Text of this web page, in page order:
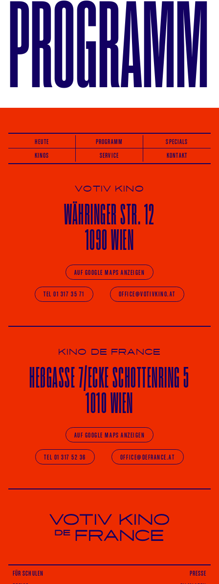
PROGRAMM
HEUTE PROGRAMM
SPECIALS
KINOS
SERVICE KONTAKT
VOTIV KINO
WÄHRINGERSTR. 12
1090 WIEN
AUF GOOGLE MAPS ANZEIGEN
TEL 01 317 35 71 OFFICE@VOTIVKINO.AT
KINO DE FRANCE
HEßGASSE 7/ECKESCHOTTENRING 5
1010 WIEN
AUF GOOGLE MAPS ANZEIGEN
TEL 01 317 52 36 OFFICE@DEFRANCE.AT
Votiv Kino und Kino De France in Wien
FÜR SCHULEN
PRESSE